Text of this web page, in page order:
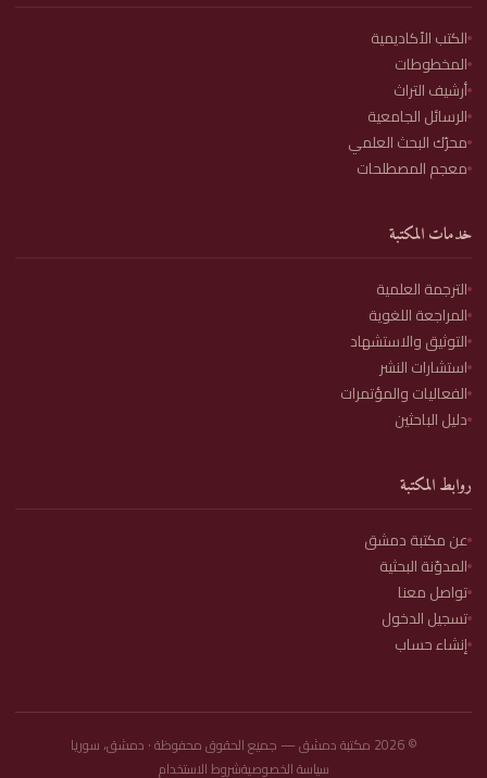
الكتب الأكاديمية
المخطوطات
أرشيف التراث
الرسائل الجامعية
محرّك البحث العلمي
معجم المصطلحات
خدمات المكتبة
الترجمة العلمية
المراجعة اللغوية
التوثيق والاستشهاد
استشارات النشر
الفعاليات والمؤتمرات
دليل الباحثين
روابط المكتبة
عن مكتبة دمشق
المدوّنة البحثية
تواصل معنا
تسجيل الدخول
إنشاء حساب
©
2026 مكتبة دمشق — جميع الحقوق محفوظة · دمشق، سوريا
سياسة الخصوصيةشروط الاستخدام